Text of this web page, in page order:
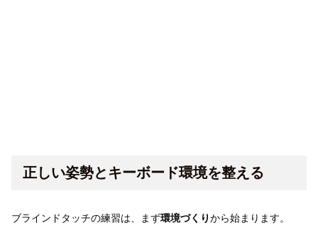
正しい姿勢とキーボード環境を整える
ブラインドタッチの練習は、まず環境づくりから始まります。